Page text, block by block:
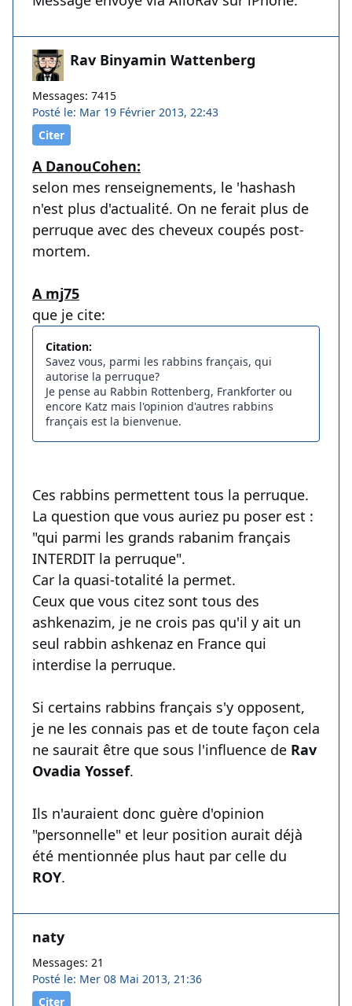
Rav Binyamin Wattenberg
Messages: 7415
Posté le: Mar 19 Février 2013, 22:43
Citer
A DanouCohen:
selon mes renseignements, le 'hashash
n'est plus d'actualité. On ne ferait plus de
perruque avec des cheveux coupés post-
mortem.
A mj75
que je cite:
Citation:
Savez vous, parmi les rabbins français, qui
autorise la perruque?
Je pense au Rabbin Rottenberg, Frankforter ou
encore Katz mais l'opinion d'autres rabbins
français est la bienvenue.
Ces rabbins permettent tous la perruque.
La question que vous auriez pu poser est :
"qui parmi les grands rabanim français
INTERDIT la perruque".
Car la quasi-totalité la permet.
Ceux que vous citez sont tous des
ashkenazim, je ne crois pas qu'il y ait un
seul rabbin ashkenaz en France qui
interdise la perruque.
Si certains rabbins français s'y opposent,
je ne les connais pas et de toute façon cela
ne saurait être que sous l'influence de Rav
Ovadia Yossef.
Ils n'auraient donc guère d'opinion
"personnelle" et leur position aurait déjà
été mentionnée plus haut par celle du
ROY.
naty
Messages: 21
Posté le: Mer 08 Mai 2013, 21:36
Citer